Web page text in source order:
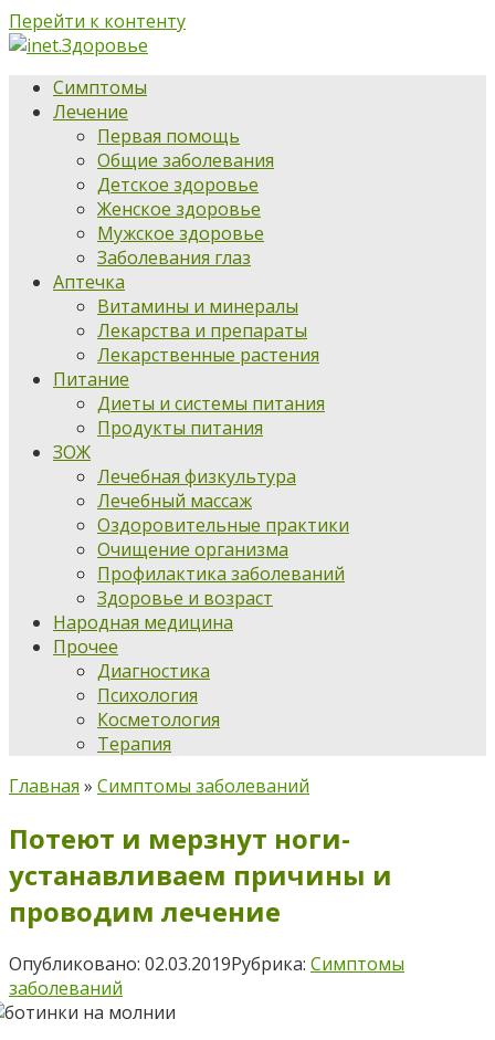
Перейти к контенту
Симптомы
Лечение
Первая помощь
Общие заболевания
Детское здоровье
Женское здоровье
Мужское здоровье
Заболевания глаз
Аптечка
Витамины и минералы
Лекарства и препараты
Лекарственные растения
Питание
Диеты и системы питания
Продукты питания
ЗОЖ
Лечебная физкультура
Лечебный массаж
Оздоровительные практики
Очищение организма
Профилактика заболеваний
Здоровье и возраст
Народная медицина
Прочее
Диагностика
Психология
Косметология
Терапия
Главная » Симптомы заболеваний
Потеют и мерзнут ноги-
устанавливаем причины и
проводим лечение
Опубликовано: 02.03.2019Рубрика: Симптомы
заболеваний